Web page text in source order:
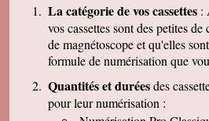
Thierry P.
j'ai bien reçu les lots de dvd !
travail et de votre gentillesse !
Patrick C.
J 'ai bien reçu le colis , je
travail, ma famille en
envoyer le reste des
La catégorie de vos cassettes :
vos cassettes sont des petites
de magnétoscope et qu'elles
formule de numérisation que
Quantités et duréesdes
pour leur numérisation :